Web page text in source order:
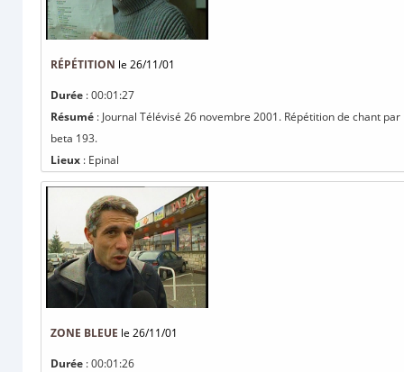
RÉPÉTITION le 26/11/01
Durée : 00:01:27
Résumé : Journal Télévisé 26 novembre 2001. Répétition de chant
beta 193.
Lieux : Epinal
ZONE BLEUE le 26/11/01
Durée : 00:01:26